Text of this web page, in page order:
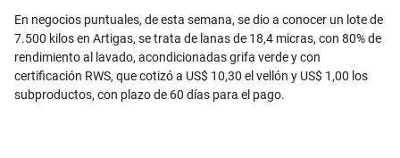
En negocios puntuales, de esta semana, se dio a conocer un lote de
7.500 kilos en Artigas, se trata de lanas de 18,4 micras, con 80% de
rendimiento al lavado, acondicionadas grifa verde y con
certificación RWS, que cotizó a US$ 10,30 el vellón y US$ 1,00 los
subproductos, con plazo de 60 días para el pago.